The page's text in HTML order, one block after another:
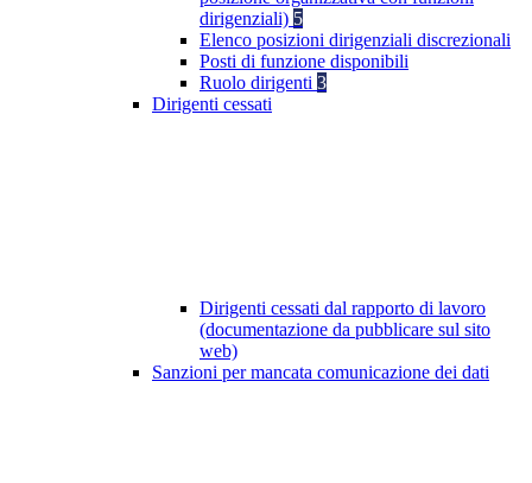
dirigenziali) 5
Elenco posizioni dirigenziali discrezionali
Posti di funzione disponibili
Ruolo dirigenti 3
Dirigenti cessati
Dirigenti cessati dal rapporto di lavoro
(documentazione da pubblicare sul sito
web)
Sanzioni per mancata comunicazione dei dati